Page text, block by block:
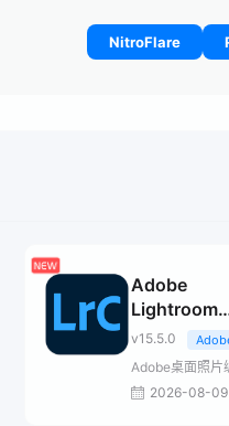
NitroFlare
Adobe
Lightroom
Classic
v15.5.0
Adobe桌面照片
2026-08-09